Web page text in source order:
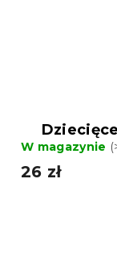
W magazynie
26 zł